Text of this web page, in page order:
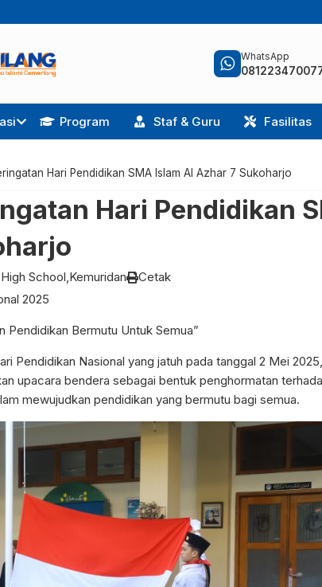
WhatsApp
Program Staf & Guru Fasilitas
Hari Pendidikan SMA Islam Al Azhar 7 Sukoharjo
Hari Pendidikan
High School Kemuridan Cetak
2025
Pendidikan Bermutu Untuk Semua”
Pendidikan Nasional yang jatuh pada tanggal 2 Mei
upacara bendera sebagai bentuk penghormatan
mewujudkan pendidikan yang bermutu bagi semua.